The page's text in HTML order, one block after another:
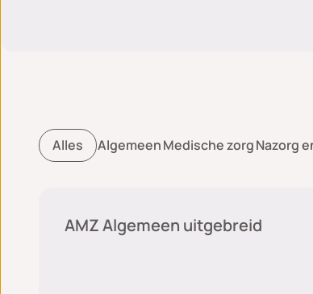
Alles AlgemeenMedische zorgNazorg
AMZ Algemeen uitgebreid